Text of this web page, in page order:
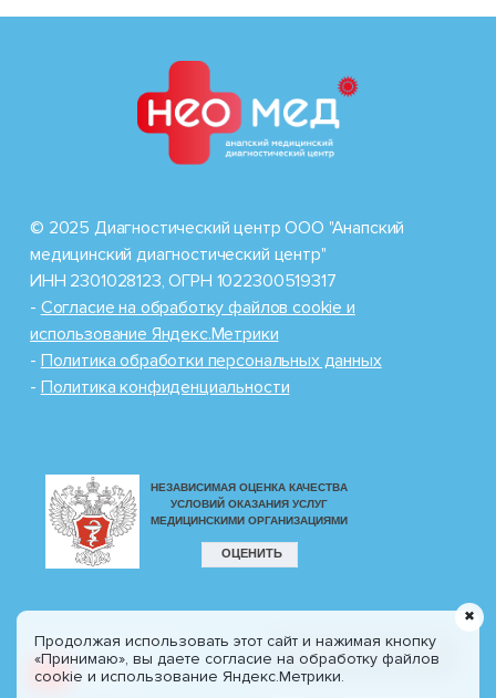
© 2025 Диагностический центр ООО "Анапский
медицинский диагностический центр"
ИНН 2301028123, ОГРН 1022300519317
- Cогласие на обработку файлов cookie и
использование Яндекс.Метрики
- Политика обработки персональных данных
- Политика конфиденциальности
Разработка сайта
CIT Profi.ru
8 (800) 100-77-30
Продолжая использовать этот сайт и нажимая кнопку
«Принимаю», вы даете согласие на обработку файлов
cookie и использование Яндекс.Метрики.
✖